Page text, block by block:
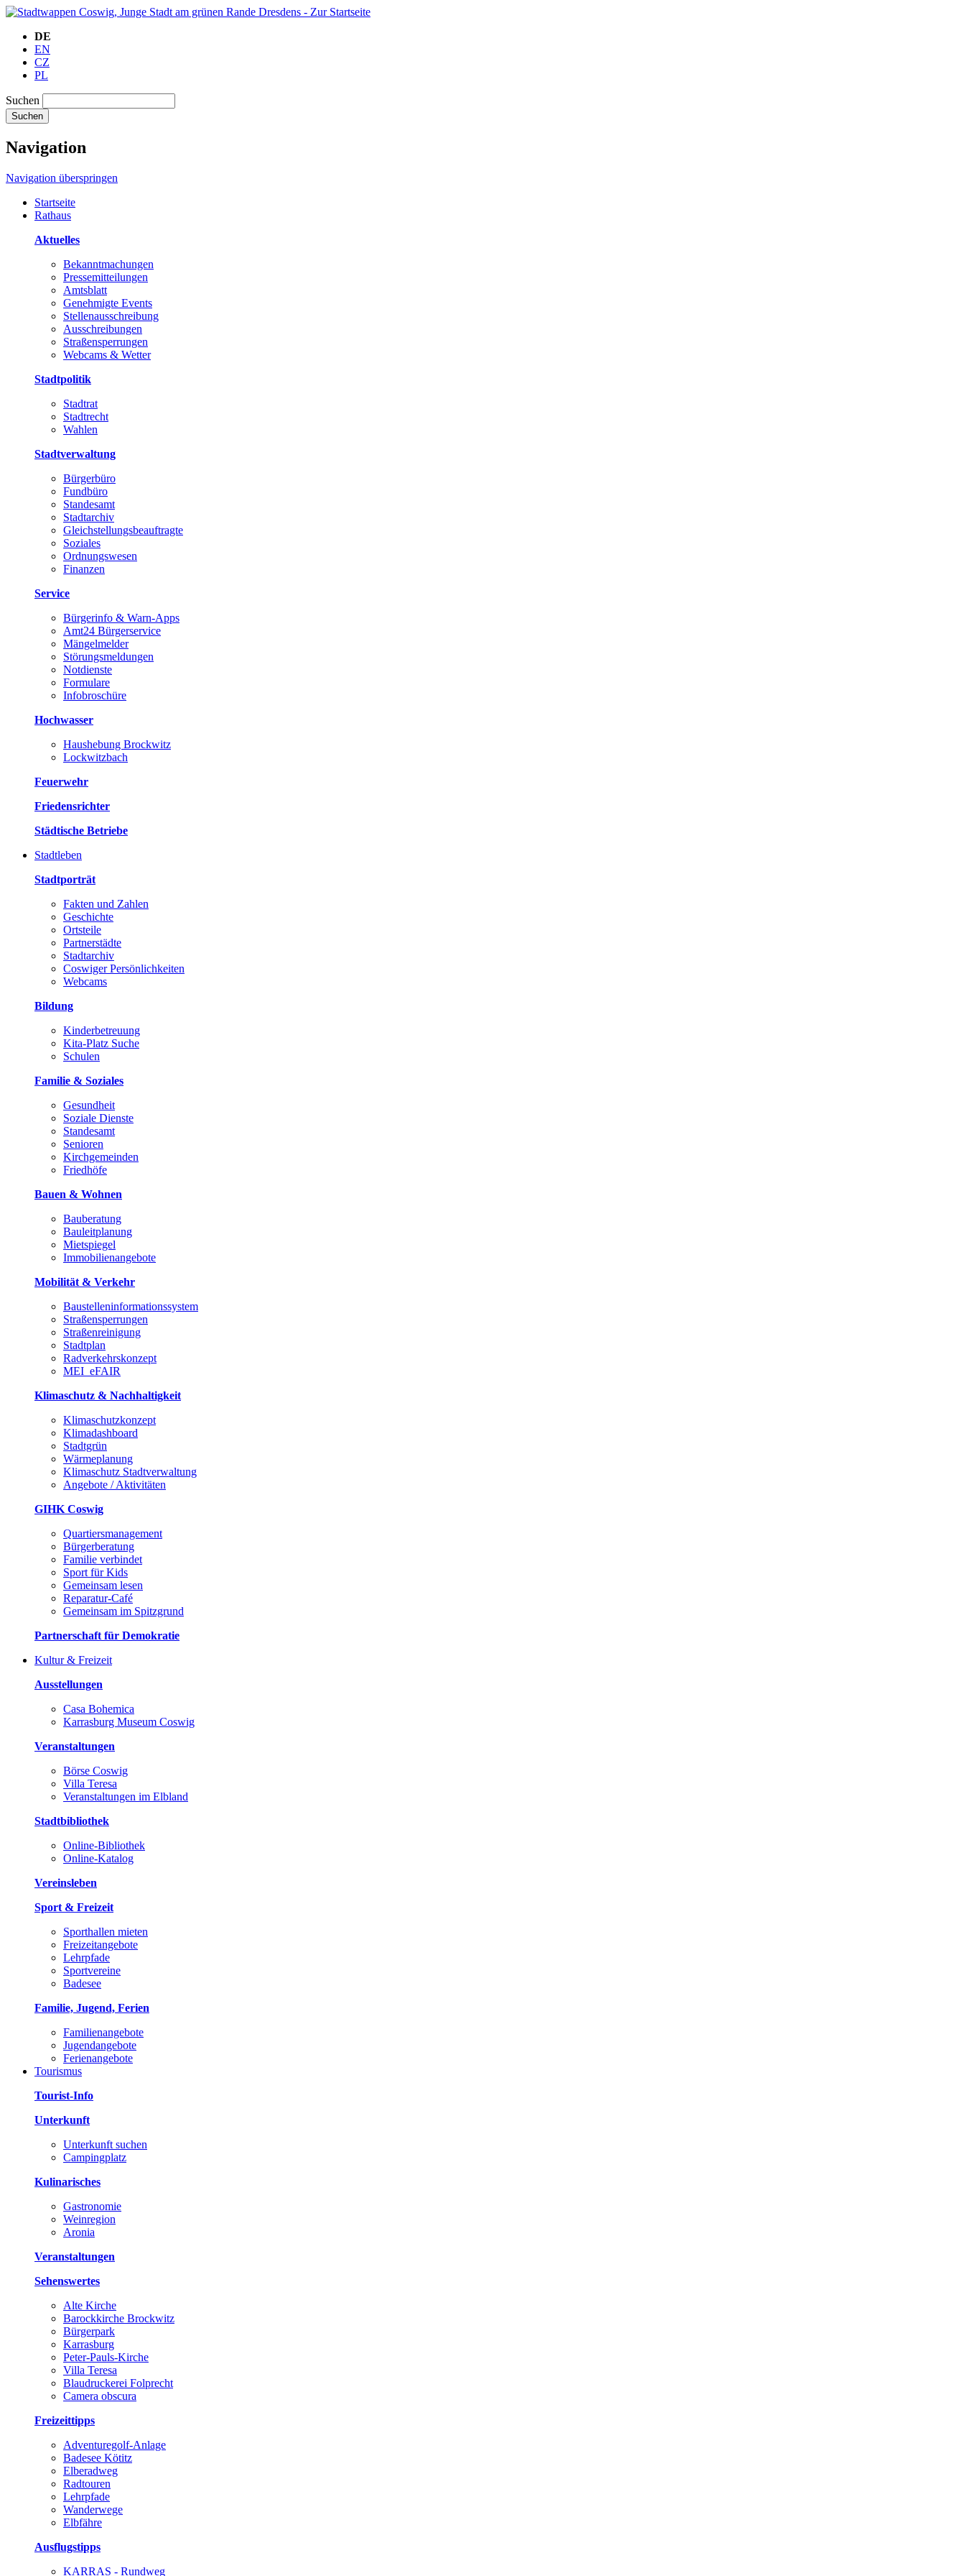
DE
EN
CZ
PL
Suchen
Suchen
Navigation
Navigation überspringen
Startseite
Rathaus
Aktuelles
Bekanntmachungen
Pressemitteilungen
Amtsblatt
Genehmigte Events
Stellenausschreibung
Ausschreibungen
Straßensperrungen
Webcams & Wetter
Stadtpolitik
Stadtrat
Stadtrecht
Wahlen
Stadtverwaltung
Bürgerbüro
Fundbüro
Standesamt
Stadtarchiv
Gleichstellungsbeauftragte
Soziales
Ordnungswesen
Finanzen
Service
Bürgerinfo & Warn-Apps
Amt24 Bürgerservice
Mängelmelder
Störungsmeldungen
Notdienste
Formulare
Infobroschüre
Hochwasser
Haushebung Brockwitz
Lockwitzbach
Feuerwehr
Friedensrichter
Städtische Betriebe
Stadtleben
Stadtporträt
Fakten und Zahlen
Geschichte
Ortsteile
Partnerstädte
Stadtarchiv
Coswiger Persönlichkeiten
Webcams
Bildung
Kinderbetreuung
Kita-Platz Suche
Schulen
Familie & Soziales
Gesundheit
Soziale Dienste
Standesamt
Senioren
Kirchgemeinden
Friedhöfe
Bauen & Wohnen
Bauberatung
Bauleitplanung
Mietspiegel
Immobilienangebote
Mobilität & Verkehr
Baustelleninformationssystem
Straßensperrungen
Straßenreinigung
Stadtplan
Radverkehrskonzept
MEI_eFAIR
Klimaschutz & Nachhaltigkeit
Klimaschutzkonzept
Klimadashboard
Stadtgrün
Wärmeplanung
Klimaschutz Stadtverwaltung
Angebote / Aktivitäten
GIHK Coswig
Quartiersmanagement
Bürgerberatung
Familie verbindet
Sport für Kids
Gemeinsam lesen
Reparatur-Café
Gemeinsam im Spitzgrund
Partnerschaft für Demokratie
Kultur & Freizeit
Ausstellungen
Casa Bohemica
Karrasburg Museum Coswig
Veranstaltungen
Börse Coswig
Villa Teresa
Veranstaltungen im Elbland
Stadtbibliothek
Online-Bibliothek
Online-Katalog
Vereinsleben
Sport & Freizeit
Sporthallen mieten
Freizeitangebote
Lehrpfade
Sportvereine
Badesee
Familie, Jugend, Ferien
Familienangebote
Jugendangebote
Ferienangebote
Tourismus
Tourist-Info
Unterkunft
Unterkunft suchen
Campingplatz
Kulinarisches
Gastronomie
Weinregion
Aronia
Veranstaltungen
Sehenswertes
Alte Kirche
Barockkirche Brockwitz
Bürgerpark
Karrasburg
Peter-Pauls-Kirche
Villa Teresa
Blaudruckerei Folprecht
Camera obscura
Freizeittipps
Adventuregolf-Anlage
Badesee Kötitz
Elberadweg
Radtouren
Lehrpfade
Wanderwege
Elbfähre
Ausflugstipps
KARRAS - Rundweg